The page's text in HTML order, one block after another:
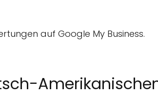
auf Google My Business.